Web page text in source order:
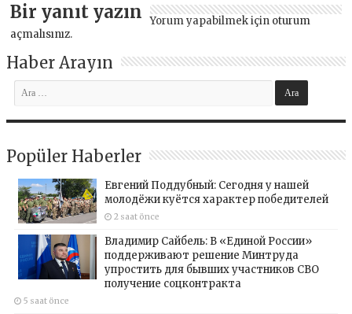
Bir yanıt yazın Yorum yapabilmek için oturum
açmalısınız.
Haber Arayın
Popüler Haberler
Евгений Поддубный: Сегодня у нашей
молодёжи куётся характер победителей
2 saat önce
Владимир Сайбель: В «Единой России»
поддерживают решение Минтруда
упростить для бывших участников СВО
получение соцконтракта
5 saat önce